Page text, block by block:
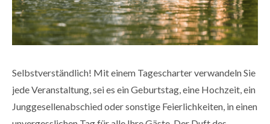
Selbstverständlich! Mit einem Tagescharter verwandeln Sie
jede Veranstaltung, sei es ein Geburtstag, eine Hochzeit, ein
Junggesellenabschied oder sonstige Feierlichkeiten, in einen